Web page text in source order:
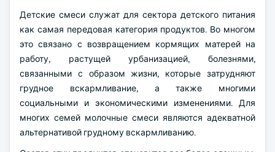
Детские смеси служат для сектора детского питания
как самая передовая категория продуктов. Во многом
это связано с возвращением кормящих матерей на
работу, растущей урбанизацией, болезнями,
связанными с образом жизни, которые затрудняют
грудное вскармливание, а также многими
социальными и экономическими изменениями. Для
многих семей молочные смеси являются адекватной
альтернативой грудному вскармливанию.